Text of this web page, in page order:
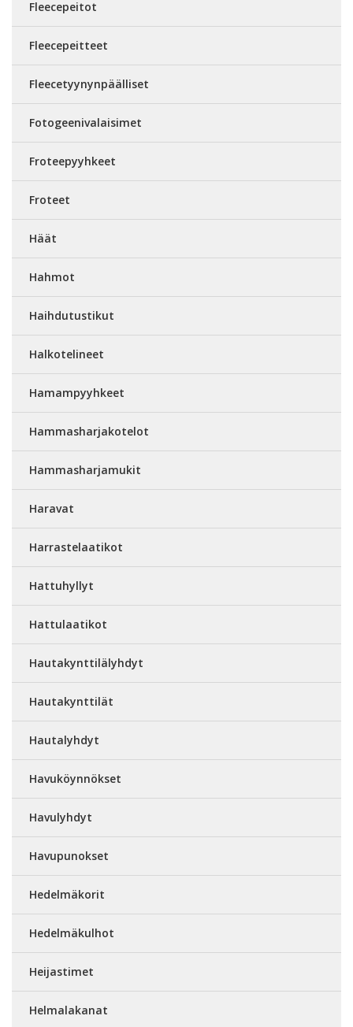
Fleecepeitot
Fleecepeitteet
Fleecetyynynpäälliset
Fotogeenivalaisimet
Froteepyyhkeet
Froteet
Häät
Hahmot
Haihdutustikut
Halkotelineet
Hamampyyhkeet
Hammasharjakotelot
Hammasharjamukit
Haravat
Harrastelaatikot
Hattuhyllyt
Hattulaatikot
Hautakynttilälyhdyt
Hautakynttilät
Hautalyhdyt
Havuköynnökset
Havulyhdyt
Havupunokset
Hedelmäkorit
Hedelmäkulhot
Heijastimet
Helmalakanat